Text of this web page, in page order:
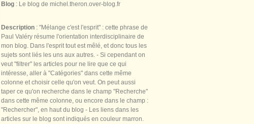
Blog : Le blog de michel.theron.over-blog.fr
Description : "Mélange c'est l'esprit" : cette phrase de
Paul Valéry résume l'orientation interdisciplinaire de
mon blog. Dans l'esprit tout est mêlé, et donc tous les
sujets sont liés les uns aux autres. - Si cependant on
veut "filtrer" les articles pour ne lire que ce qui
intéresse, aller à "Catégories" dans cette même
colonne et choisir celle qu'on veut. On peut aussi
taper ce qu'on recherche dans le champ "Recherche"
dans cette même colonne, ou encore dans le champ :
"Rechercher", en haut du blog - Les liens dans les
articles sur le blog sont indiqués en couleur marron.